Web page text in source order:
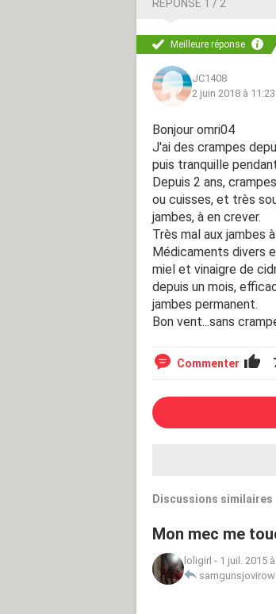
RÉPONSE 1 / 2
Meilleure réponse
JC1408
2 juin 2018 à 11:23
Bonjour omri04
J'ai des crampes
puis tranquille
Depuis 2 ans,
ou cuisses, et très
jambes, à en crever.
Très mal aux jambes
Médicaments divers
miel et vinaigre de
depuis un mois,
jambes permanent.
Bon vent...sans
Commenter
Discussions similaires
Mon mec me
loligirl - 1 juil. 2015
samgunsjovirow